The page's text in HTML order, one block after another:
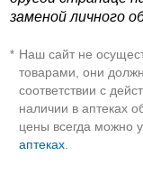
заменой личного
* Наш сайт не
товарами, они
соответствии с
наличии в аптеках
цены всегда можно
аптеках